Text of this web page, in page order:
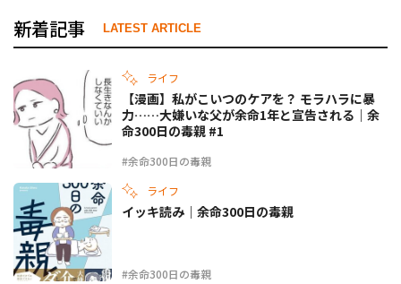
新着記事 LATEST ARTICLE
ライフ
#余命300日の毒親
【漫画】私がこいつのケアを？ モラハラに暴
力……大嫌いな父が余命1年と宣告される｜余
命300日の毒親 #1
ライフ
#余命300日の毒親
イッキ読み｜余命300日の毒親